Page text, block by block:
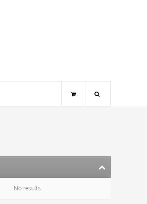
No results